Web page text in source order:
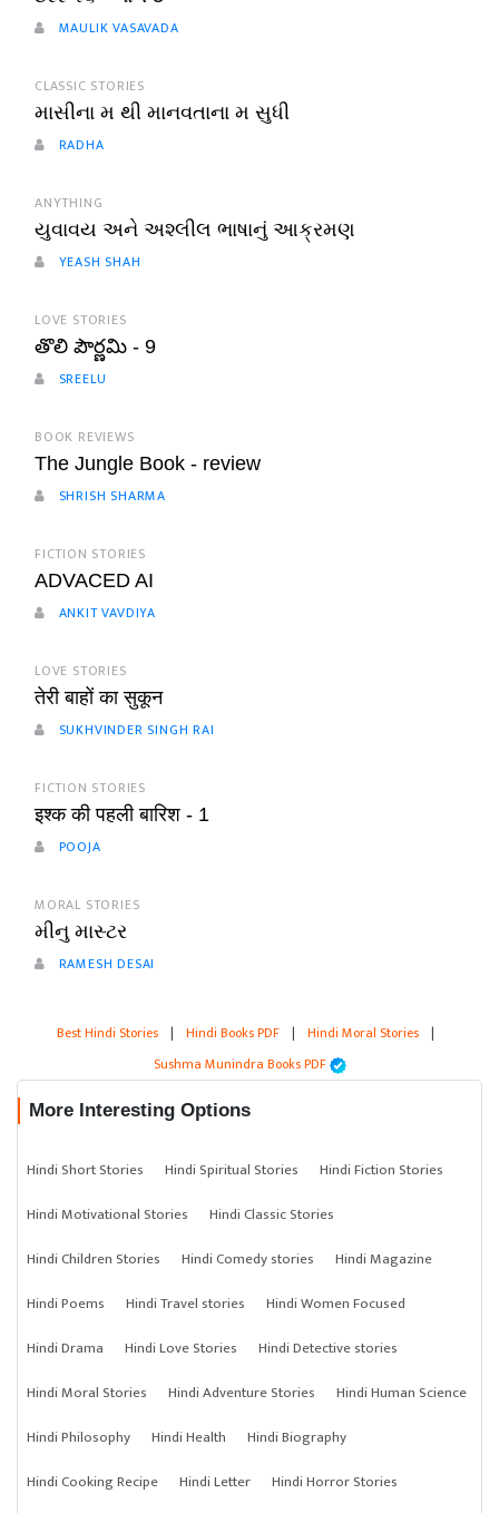
MAULIK VASAVADA
CLASSIC STORIES
માસીના મ થી માનવતાના મ સુધી
RADHA
ANYTHING
યુવાવય અને અશ્લીલ ભાષાનું આક્રમણ
YEASH SHAH
LOVE STORIES
తొలి పౌర్ణమి - 9
SREELU
BOOK REVIEWS
The Jungle Book - review
SHRISH SHARMA
FICTION STORIES
ADVACED AI
ANKIT VAVDIYA
LOVE STORIES
तेरी बाहों का सुकून
SUKHVINDER SINGH RAI
FICTION STORIES
इश्क की पहली बारिश - 1
POOJA
MORAL STORIES
મીનુ માસ્ટર
RAMESH DESAI
Best Hindi Stories | Hindi Books PDF | Hindi Moral Stories |
Sushma Munindra Books PDF
More Interesting Options
Hindi Short Stories Hindi Spiritual Stories
Hindi Fiction Stories
Hindi Motivational Stories
Hindi Classic Stories
Hindi Children Stories
Hindi Comedy stories
Hindi Magazine
Hindi Poems
Hindi Travel stories
Hindi Women Focused
Hindi Drama
Hindi Love Stories
Hindi Detective stories
Hindi Moral Stories
Hindi Adventure Stories
Hindi Human Science
Hindi Philosophy
Hindi Health
Hindi Biography
Hindi Cooking Recipe
Hindi Letter
Hindi Horror Stories